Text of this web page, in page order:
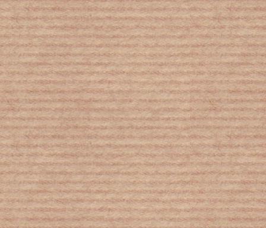
Επιστήμονες για το κλίμα: Δεν
γίνεται ο πλανήτης να περιμένει το
τέλος της πανδημίας για να δράσει
Συνήγορος του Παιδιού «Η λιτότητα
δαγκώνει: φωνές παιδιών»